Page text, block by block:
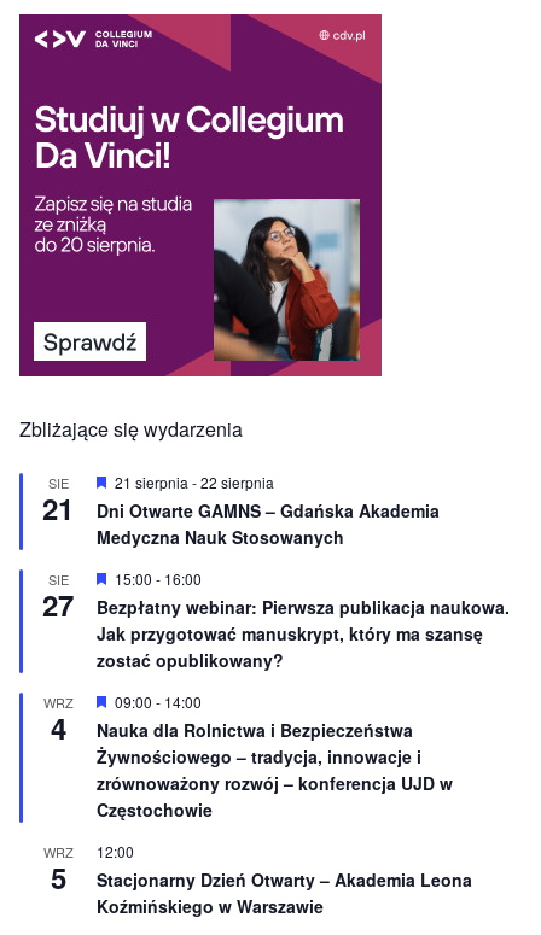
Zbliżające się wydarzenia
SIE
21
W
r
ó
n
o
n
e
21 sierpnia -22 sierpnia
Dni Otwarte GAMNS – Gdańska Akademia
Medyczna Nauk Stosowanych
SIE
27
W
r
ó
ż
n
i
o
n
e
15:00 - 16:00
Bezpłatny webinar: Pierwsza publikacja naukowa.
Jak przygotować manuskrypt, który ma szansę
zostać opublikowany?
WRZ
4
W
r
ó
ż
n
i
n
e
09:00 - 14:00
Nauka dla Rolnictwa i Bezpieczeństwa
Żywnościowego – tradycja, innowacje i
zrównoważony rozwój – konferencja UJD w
Częstochowie
WRZ
5
12:00
Stacjonarny Dzień Otwarty – Akademia Leona
Koźmińskiego w Warszawie